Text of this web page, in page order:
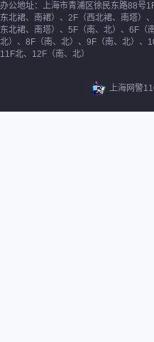
办公地址：上海市青浦区徐民东路88号
东北裙、南裙）、2F（西北裙、南塔）
东北裙、南塔）、5F（南、北）、6F（
北）、8F（南、北）、9F（南、北）、
11F北、12F（南、北）
上海网警